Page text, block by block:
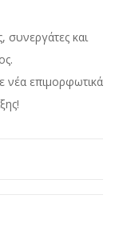
συνεργάτες και
επιμορφωτικά